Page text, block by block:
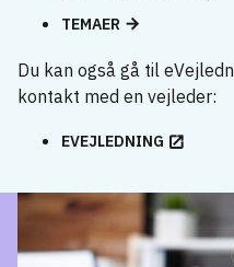
TEMAER
Du kan også gå til
kontakt med en vejleder:
EVEJLEDNING